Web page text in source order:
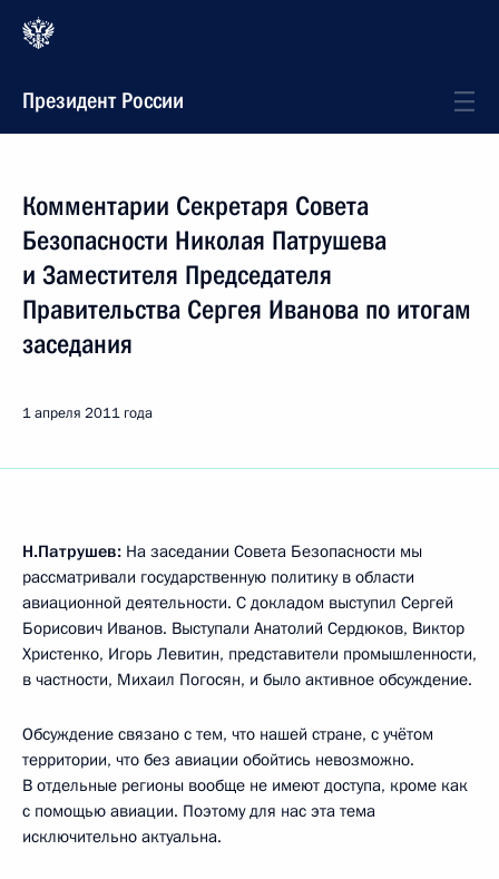
Президент России
Комментарии Секретаря Совета
Безопасности Николая Патрушева
и Заместителя Председателя
Правительства Сергея Иванова по итогам
заседания
1 апреля 2011 года
Н.Патрушев: На заседании Совета Безопасности мы
рассматривали государственную политику в области
авиационной деятельности. С докладом выступил Сергей
Борисович Иванов. Выступали Анатолий Сердюков, Виктор
Христенко, Игорь Левитин, представители промышленности,
в частности, Михаил Погосян, и было активное обсуждение.
Обсуждение связано с тем, что нашей стране, с учётом
территории, что без авиации обойтись невозможно.
В отдельные регионы вообще не имеют доступа, кроме как
с помощью авиации. Поэтому для нас эта тема
исключительно актуальна.